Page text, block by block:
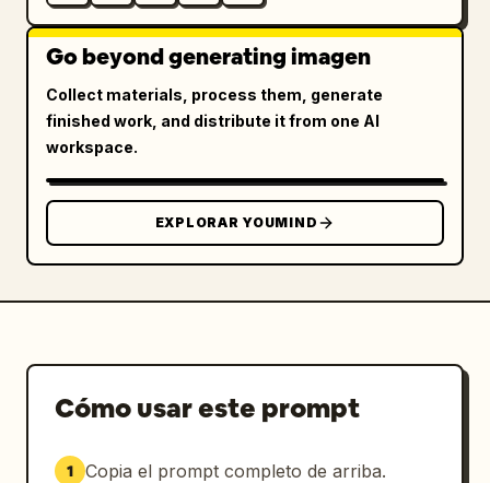
Go beyond generating imagen
Collect materials, process them, generate
finished work, and distribute it from one AI
workspace.
EXPLORAR YOUMIND
Cómo usar este prompt
1 Copia el prompt completo de arriba.